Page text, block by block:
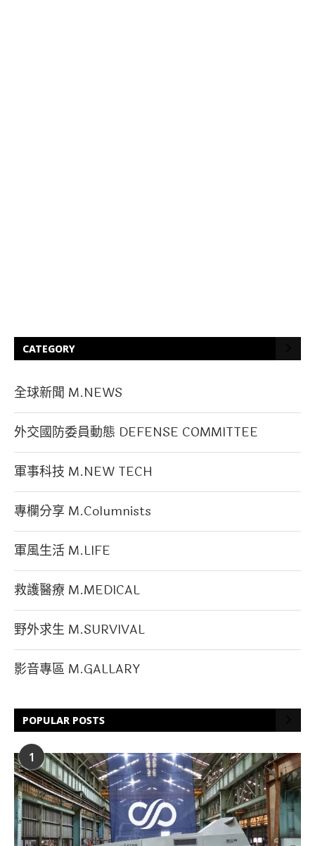
CATEGORY
全球新聞 M.NEWS
外交國防委員動態 DEFENSE COMMITTEE
軍事科技 M.NEW TECH
專欄分享 M.Columnists
軍風生活 M.LIFE
救護醫療 M.MEDICAL
野外求生 M.SURVIVAL
影音專區 M.GALLARY
POPULAR POSTS
1